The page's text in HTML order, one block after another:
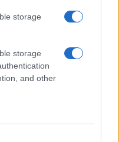
storage
storage
and other